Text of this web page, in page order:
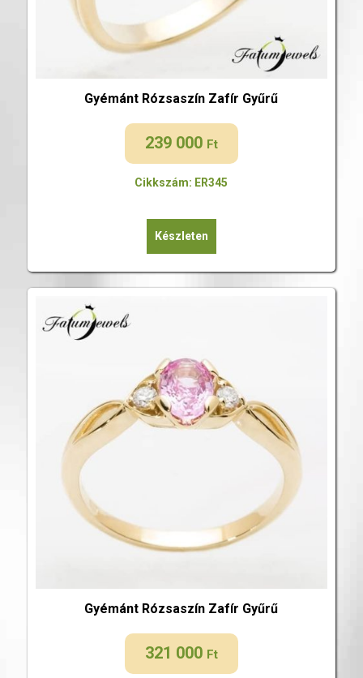
Gyémánt Rózsaszín Zafír Gyűrű
239 000 Ft
Cikkszám: ER345
Készleten
Gyémánt Rózsaszín Zafír Gyűrű
321 000 Ft